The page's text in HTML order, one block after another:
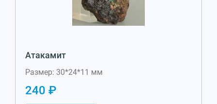
Атакамит
Размер: 30*24*11 мм
240 ₽